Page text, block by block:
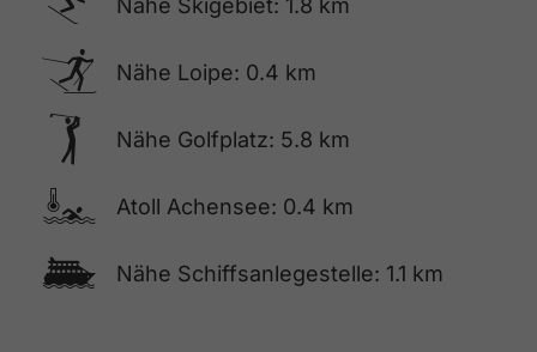
🅇 Nähe Loipe: 0.4 km
🅢 Nähe Golfplatz: 5.8 km
🍳 Atoll Achensee: 0.4 km
🕑 Nähe Schiffsanlegestelle: 1.1 km